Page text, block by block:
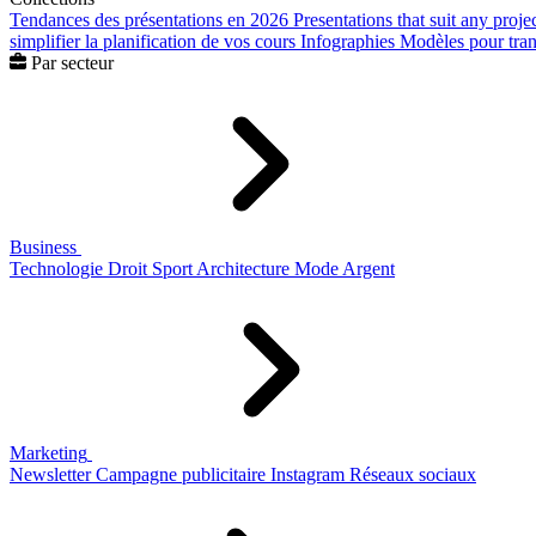
Tendances des présentations en 2026 Presentations that suit any
simplifier la planification de vos cours Infographies Modèles pour
Par secteur
Business
Technologie Droit Sport Architecture Mode Argent
Marketing
Newsletter Campagne publicitaire Instagram Réseaux sociaux